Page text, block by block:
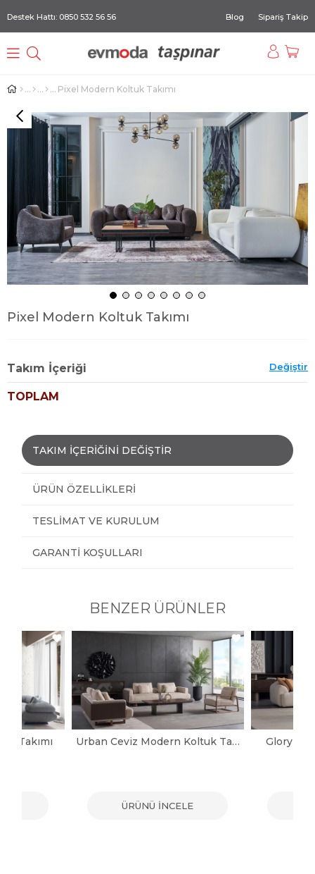
Destek Hattı: 0850 532 56 56 Blog Sipariş Takip
Pixel Modern Koltuk Takımı
Pixel Modern Koltuk Takımı
Takım İçeriği Değiştir
TOPLAM
TAKIM İÇERİĞİNİ DEĞİŞTİR
ÜRÜN ÖZELLIKLERI
TESLIMAT VE KURULUM
GARANTI KOŞULLARI
BENZER ÜRÜNLER
Takımı Urban Ceviz Modern Koltuk Takımı
ÜRÜNÜ İNCELE
Glory